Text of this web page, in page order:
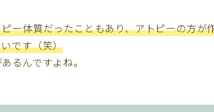
ー体質だったこともあり、アトピーの方が
です（笑）
るんですよね。